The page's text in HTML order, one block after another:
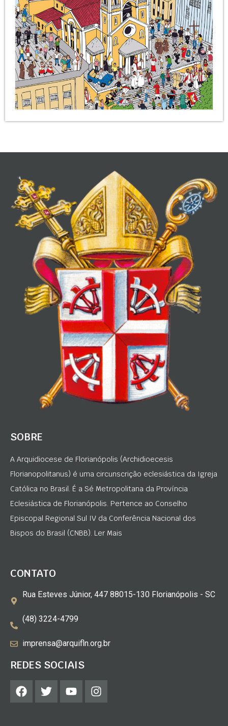
SOBRE
A Arquidiocese de Florianópolis (Archidioecesis
Florianopolitanus) é uma circunscrição eclesiástica da Igreja
Católica no Brasil. É a Sé Metropolitana da Província
Eclesiástica de Florianópolis. Pertence ao Conselho
Episcopal Regional Sul IV da Conferência Nacional dos
Bispos do Brasil (CNBB). Ler Mais
CONTATO
Rua Esteves Júnior, 447 88015-130 Florianópolis - SC
(48) 3224-4799
imprensa@arquifln.org.br
REDES SOCIAIS